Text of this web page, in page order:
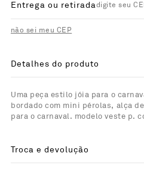
Entrega ou retirada
não sei meu CEP
Detalhes do produto
Uma peça estilo jóia para o
bordado com mini pérolas, alça
para o carnaval. modelo veste p.
Troca e devolução